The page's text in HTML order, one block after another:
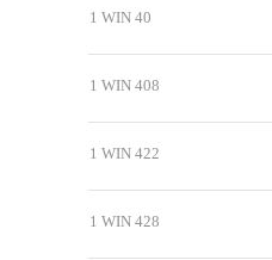
1 WIN 40
1 WIN 408
1 WIN 422
1 WIN 428